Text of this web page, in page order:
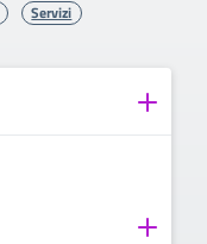
Servizi